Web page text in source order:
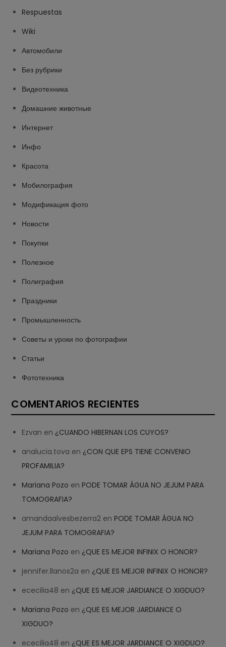
Respuestas
Wiki
Автомобили
Без рубрики
Видеотехника
Домашние животные
Интернет
Инфо
Красота
Мобилография
Модификация фото
Новости
Покупки
Полезное
Полиграфия
Праздники
Промышленность
Советы и уроки по фотографии
Статьи
Фототехника
COMENTARIOS RECIENTES
Ezvan en ¿CUANDO HIBERNAN LOS CUYOS?
analucia.tova en ¿CON QUE EPS TIENE CONVENIO
PROFAMILIA?
Mariana Pozo enPODE TOMAR ÁGUA NO JEJUM PARA
TOMOGRAFIA?
amandaalvesbezerra2 enPODE TOMAR ÁGUA NO
JEJUM PARA TOMOGRAFIA?
Mariana Pozo en ¿QUE ES MEJOR INFINIX O HONOR?
jennifer.llanos2a en ¿QUE ES MEJOR INFINIX O HONOR?
ececilia48 en ¿QUE ES MEJOR JARDIANCE O XIGDUO?
Mariana Pozo en ¿QUE ES MEJOR JARDIANCE O
XIGDUO?
ececilia48 en ¿QUE ES MEJOR JARDIANCE O XIGDUO?